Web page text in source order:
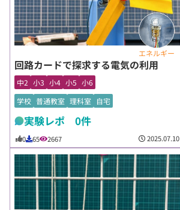
エネルギー
回路カードで探求する電気の利用
中2 小3 小4 小5 小6
学校 普通教室 理科室 自宅
実験レポ 0件
0 65 2667 2025.07.10